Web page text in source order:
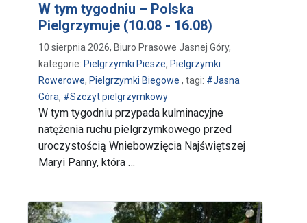
W tym tygodniu – Polska
Pielgrzymuje (10.08 - 16.08)
10 sierpnia 2026, Biuro Prasowe Jasnej Góry,
kategorie: Pielgrzymki Piesze, Pielgrzymki
Rowerowe, Pielgrzymki Biegowe , tagi: #Jasna
Góra, #Szczyt pielgrzymkowy
W tym tygodniu przypada kulminacyjne
natężenia ruchu pielgrzymkowego przed
uroczystością Wniebowzięcia Najświętszej
Maryi Panny, która …